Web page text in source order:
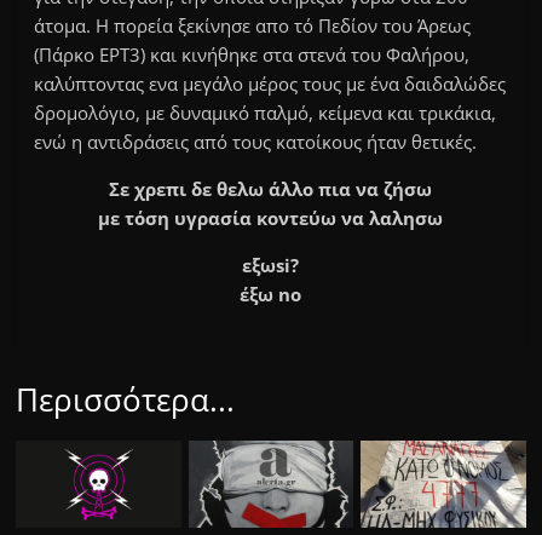
άτομα. Η πορεία ξεκίνησε απο τό Πεδίον του Άρεως
(Πάρκο ΕΡΤ3) και κινήθηκε στα στενά του Φαλήρου,
καλύπτοντας ενα μεγάλο μέρος τους με ένα δαιδαλώδες
δρομολόγιο, με δυναμικό παλμό, κείμενα και τρικάκια,
ενώ η αντιδράσεις από τους κατοίκους ήταν θετικές.
Σε χρεπι δε θελω άλλο πια να ζήσω
με τόση υγρασία κοντεύω να λαλησω
εξωsi?
έξω no
Περισσότερα...